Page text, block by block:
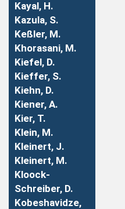
Kayal, H.
Kazula, S.
Keßler, M.
Khorasani, M.
Kiefel, D.
Kieffer, S.
Kiehn, D.
Kiener, A.
Kier, T.
Klein, M.
Kleinert, J.
Kleinert, M.
Kloock-
Schreiber, D.
Kobeshavidze,